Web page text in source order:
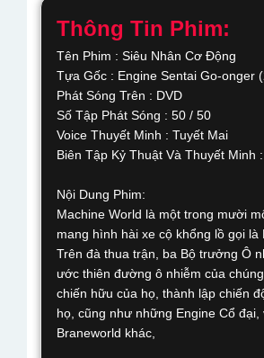
Thông Tin Phim:
Tên Phim : Siêu Nhân Cơ Động
Tựa Gốc : Engine Sentai Go-onger
Phát Sóng Trên : DVD
Số Tập Phát Sóng : 50 / 50
Voice Thuyết Minh : Tuyết Mai
Biên Tập Kỷ Thuật Và Thuyết Minh
Nội Dung Phim:
Machine World là một trong mười
mang hình hài xe cộ khổng lồ gọi
Trên đà thua trận, ba Bộ trưởng Ô
ước thiên đường ô nhiễm của
chiến hữu của họ, thành lập chiến
họ, cũng như những Engine Cổ
Braneworld khác,